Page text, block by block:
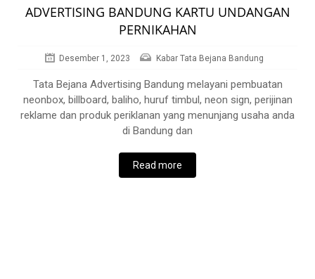
ADVERTISING BANDUNG KARTU UNDANGAN
PERNIKAHAN
Desember 1, 2023 Kabar Tata Bejana Bandung
Tata Bejana Advertising Bandung melayani pembuatan
neonbox, billboard, baliho, huruf timbul, neon sign, perijinan
reklame dan produk periklanan yang menunjang usaha anda
di Bandung dan
Read more